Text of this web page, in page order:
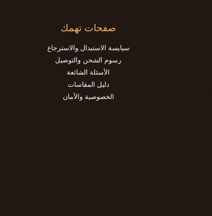
صفحات تهمك
سيايسة الاستبدال والاسترجاع
رسوم الشحن والتوصيل
الأسئلة الشائعة
دليل المقاسات
الخصوصية والأمان